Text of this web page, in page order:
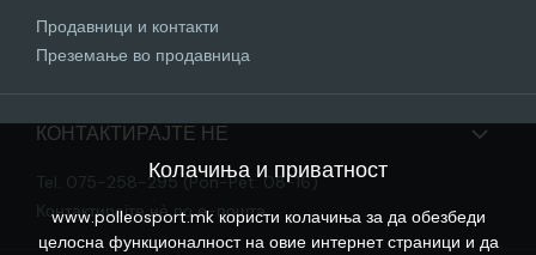
Продавници и контакти
Преземање во продавница
КОНТАКТИРАЈТЕ НЕ
Tel. 075-258-295 (Pon-Pet: 08-16)
Контактирајте нѐ по е-пошта
Колачиња и приватност
www.polleosport.mk користи колачиња за да обезбеди
целосна функционалност на овие интернет страници и да